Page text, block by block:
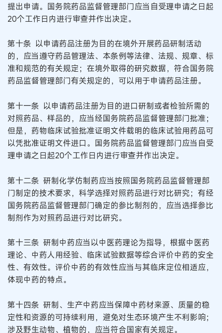
提出申请。国务院药品监督管理部门应当自受理申请之日起
20个工作日内进行审查并作出决定。
第十条 以申请药品注册为目的在境外开展药品研制活动
的，应当遵守药品管理法、本条例等法律、法规、规章、标
准和规范的有关规定；在境外取得的研究数据，符合国务院
药品监督管理部门有关规定的，可以用于申请药品注册。
第十一条 以申请药品注册为目的进口研制或者检验所需的
对照药品、样品的，应当经国务院药品监督管理部门批准；
但是，药物临床试验批准证明文件载明的临床试验用药品可
以凭批准证明文件进口。国务院药品监督管理部门应当自受
理申请之日起20个工作日内进行审查并作出决定。
第十二条 研制化学仿制药应当按照国务院药品监督管理部
门制定的技术要求，科学选择对照药品进行对比研究；有经
国务院药品监督管理部门确定的参比制剂的，应当选择参比
制剂作为对照药品进行对比研究。
第十三条 研制中药应当以中医药理论为指导，根据中医药
理论、中药人用经验、临床试验数据等综合评价中药的安全
性、有效性。评价中药的有效性应当与其临床定位相适应，
体现中药的特点。
第十四条 研制、生产中药应当保障中药材来源、质量的稳
定性和资源的可持续利用，避免对生态环境产生不利影响；
涉及野生动物、植物的，应当符合国家有关规定。